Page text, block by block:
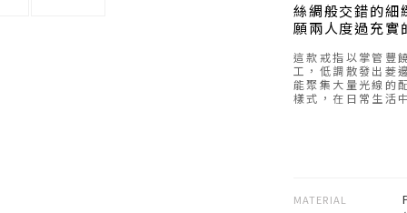
絲綢般交錯的細
願兩人度過充實
這款戒指以掌管豐
工，低調散發出菱
能聚集大量光線的
樣式，在日常生活
MATERIAL